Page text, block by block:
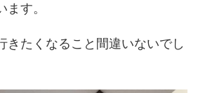
す。
きたくなること間違いないでし